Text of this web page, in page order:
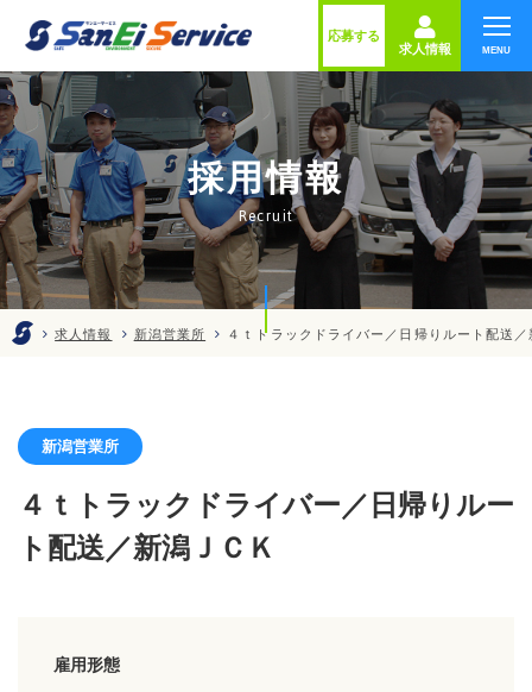
株式
応募する
求人情報
ホーム
会社案内
物流拠点
業務案内
新着情報
CONTACT
採用情報
Recruit
求人情報 新潟営業所 ４ｔトラックドライバー／日帰りルート配送
新潟営業所
４ｔトラックドライバー／日帰りルー
ト配送／新潟ＪＣＫ
雇用形態